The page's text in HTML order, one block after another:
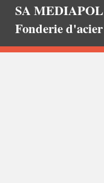
SA
Fonderie